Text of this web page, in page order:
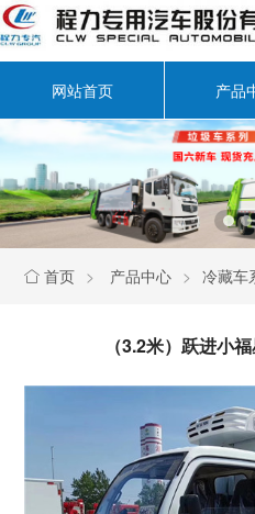
网站首页 产品
 首页 > 产品中心 > 冷藏车
（3.2米）跃进小